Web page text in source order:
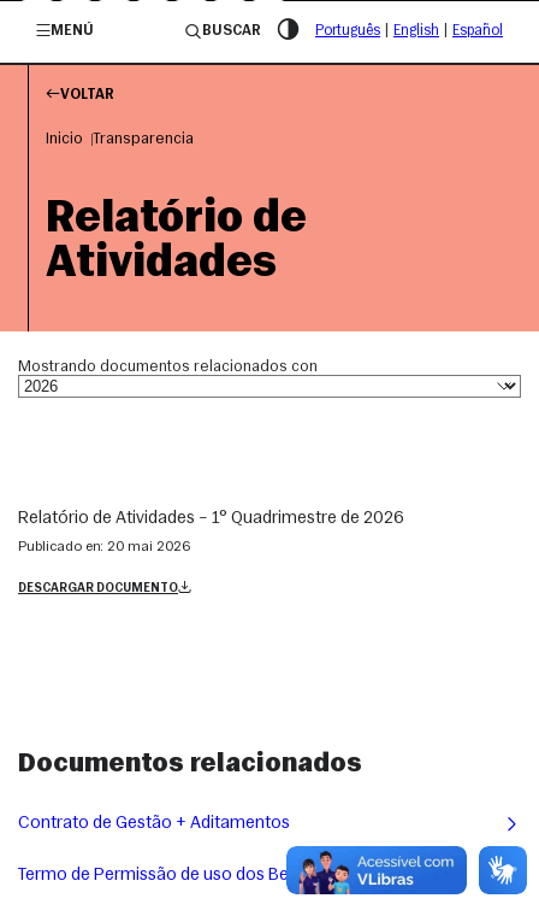
/governosp
MENÚ
BUSCAR Português English Español
VOLTAR
Inicio Transparencia
Relatório de
Atividades
Mostrando documentos relacionados con
Relatório de Atividades – 1° Quadrimestre de 2026
Publicado en: 20 mai 2026
DESCARGAR DOCUMENTO
Documentos relacionados
Contrato de Gestão + Aditamentos
Termo de Permissão de uso dos Bens Imóveis